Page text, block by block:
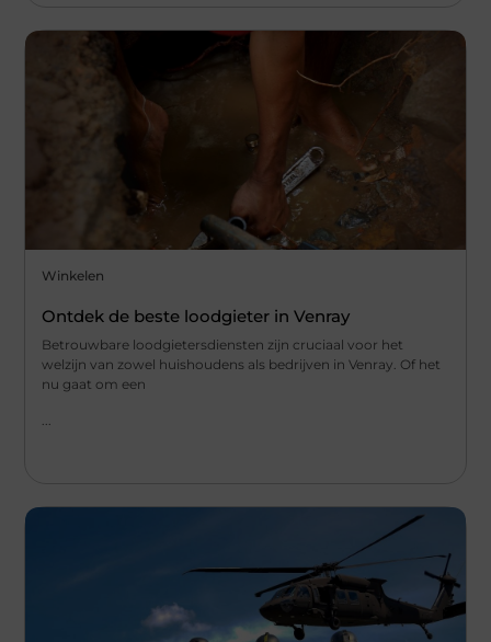
Winkelen
Ontdek de beste loodgieter in Venray
Betrouwbare loodgietersdiensten zijn cruciaal voor het
welzijn van zowel huishoudens als bedrijven in Venray. Of het
nu gaat om een